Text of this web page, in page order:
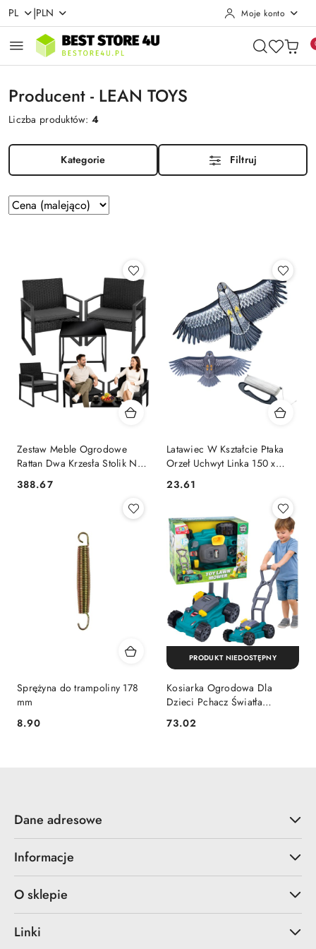
Przejdź do treści głównej
Przejdź do wyszukiwarki
Przejdź do moje konto
Przejdź do menu głównego
Przejdź do stopki
PL |PLN Moje konto
Producent - LEAN TOYS
Liczba produktów:4
Kategorie Filtruj
Zastosowano
sortowanie:
Sortuj
według
Zestaw Meble Ogrodowe
Rattan Dwa Krzesła Stolik Na
Taras Balkon Czarne LEAN
TOYS
Cena:
388.67
Latawiec W Kształcie Ptaka
Orzeł Uchwyt Linka 150 x
70cm LEAN TOYS
Cena:
23.61
Sprężyna do trampoliny 178
mm
Cena:
8.90
Kosiarka Ogrodowa Dla
Dzieci Pchacz Światła
Cena:
73.02
PRODUKT NIEDOSTĘPNY
Dane adresowe
Informacje
O sklepie
Linki